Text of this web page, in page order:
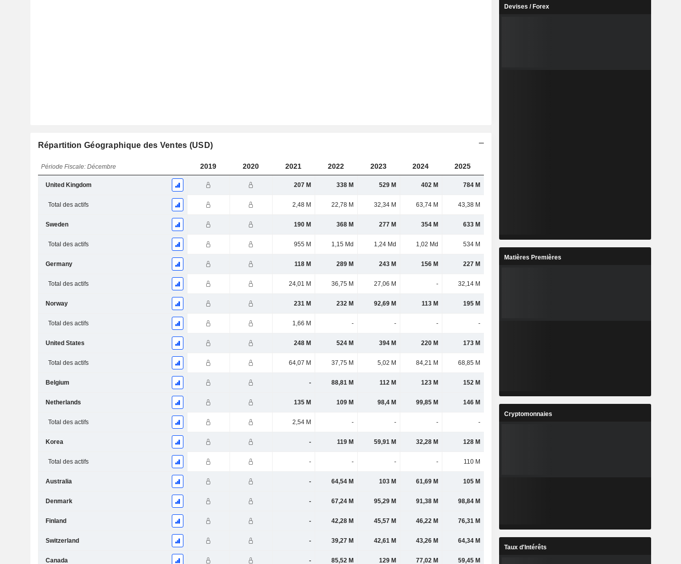
Répartition Géographique des Ventes (USD)
Période Fiscale: Décembre 2019 2020 2021 2022 2023 2024 2025
United Kingdom 207 M 338 M 529 M 402 M 784 M
Total des actifs 2,48 M 22,78 M 32,34 M 63,74 M 43,38 M
Sweden 190 M 368 M 277 M 354 M 633 M
Total des actifs 955 M 1,15 Md 1,24 Md 1,02 Md 534 M
Germany 118 M 289 M 243 M 156 M 227 M
Total des actifs 24,01 M 36,75 M 27,06 M - 32,14 M
Norway 231 M 232 M 92,69 M 113 M 195 M
Total des actifs 1,66 M - - - -
United States 248 M 524 M 394 M 220 M 173 M
Total des actifs 64,07 M 37,75 M 5,02 M 84,21 M 68,85 M
Belgium - 88,81 M 112 M 123 M 152 M
Netherlands 135 M 109 M 98,4 M 99,85 M 146 M
Total des actifs 2,54 M - - - -
Korea - 119 M 59,91 M 32,28 M 128 M
Total des actifs - - - - 110 M
Australia - 64,54 M 103 M 61,69 M 105 M
Denmark - 67,24 M 95,29 M 91,38 M 98,84 M
Finland - 42,28 M 45,57 M 46,22 M 76,31 M
Switzerland - 39,27 M 42,61 M 43,26 M 64,34 M
Canada - 85,52 M 129 M 77,02 M 59,45 M
Devises / Forex
Matières Premières
Cryptomonnaies
Taux d'Intérêts